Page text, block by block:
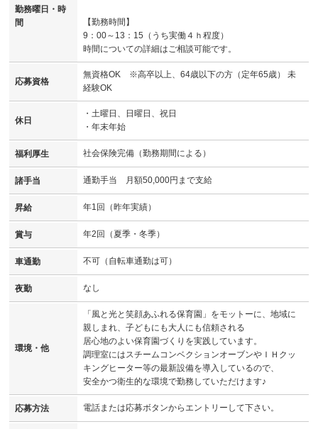
勤務曜日・時
間
【勤務時間】
9：00～13：15（うち実働４ｈ程度）
時間についての詳細はご相談可能です。
応募資格
無資格OK ※高卒以上、64歳以下の方（定年65歳） 未
経験OK
休日
・土曜日、日曜日、祝日
・年末年始
福利厚生 社会保険完備（勤務期間による）
諸手当 通勤手当 月額50,000円まで支給
昇給 年1回（昨年実績）
賞与 年2回（夏季・冬季）
車通勤 不可（自転車通勤は可）
夜勤 なし
環境・他
「風と光と笑顔あふれる保育園」をモットーに、地域に
親しまれ、子どもにも大人にも信頼される
居心地のよい保育園づくりを実践しています。
調理室にはスチームコンベクションオーブンやＩＨクッ
キングヒーター等の最新設備を導入しているので、
安全かつ衛生的な環境で勤務していただけます♪
応募方法 電話または応募ボタンからエントリーして下さい。